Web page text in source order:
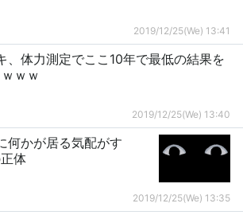
2019/12/25(We) 13:41
、体力測定でここ10年で最低の結果を
ｗｗ
2019/12/25(We) 13:40
何かが居る気配がす
体
2019/12/25(We) 13:35